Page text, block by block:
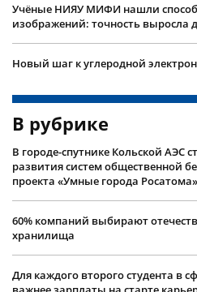
Учëные НИЯУ МИФИ нашли
изображений: точность выросла
Новый шаг к углеродной
В рубрике
В городе-спутнике Кольской АЭС
развития систем общественной
проекта «Умные города Росатома»
60% компаний выбирают
хранилища
Для каждого второго студента в